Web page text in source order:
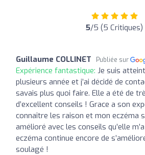
5/5 (5 Critiques)
Guillaume COLLINET Publiée sur
Expérience fantastique: Je suis
plusieurs année et j’ai décidé de
savais plus quoi faire. Elle a été de
d’excellent conseils ! Grace a son
connaître les raison et mon eczéma
amélioré avec les conseils qu’elle
eczéma continue encore de
soulagé !